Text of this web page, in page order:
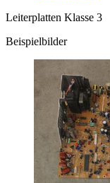
Leiterplatten Klasse 3
Beispielbilder